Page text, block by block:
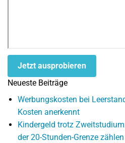
Jetzt ausprobieren
Neueste Beiträge
Werbungskosten bei
Kosten anerkennt
Kindergeld trotz
der 20-Stunden-Grenze zählen